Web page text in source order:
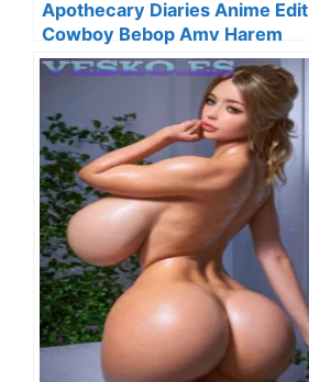
Apothecary Diaries Anime Edit
Cowboy Bebop Amv Harem